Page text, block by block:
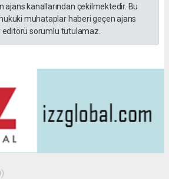
ajans kanallarından çekilmektedir. Bu
muhataplar haberi geçen ajans
editörü sorumlu tutulamaz.